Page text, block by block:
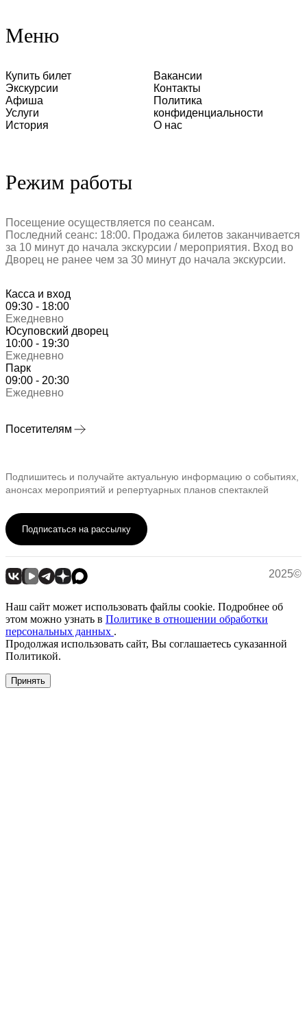
Меню
Купить билет
Экскурсии
Афиша
Услуги
История
Вакансии
Контакты
Политика
конфиденциальности
О нас
Режим работы
Посещение осуществляется по сеансам.
Последний сеанс: 18:00. Продажа билетов заканчивается
за 10 минут до начала экскурсии / мероприятия. Вход во
Дворец не ранее чем за 30 минут до начала экскурсии.
Касса и вход
09:30 - 18:00
Ежедневно
Юсуповский дворец
10:00 - 19:30
Ежедневно
Парк
09:00 - 20:30
Ежедневно
Посетителям
Подпишитесь и получайте актуальную информацию о событиях,
анонсах мероприятий и репертуарных планов спектаклей
Подписаться на рассылку
2025©
Наш сайт может использовать файлы cookie. Подробнее об
этом можно узнать в Политике в отношении обработки
персональных данных .
Продолжая использовать сайт, Вы соглашаетесь суказанной
Политикой.
Принять